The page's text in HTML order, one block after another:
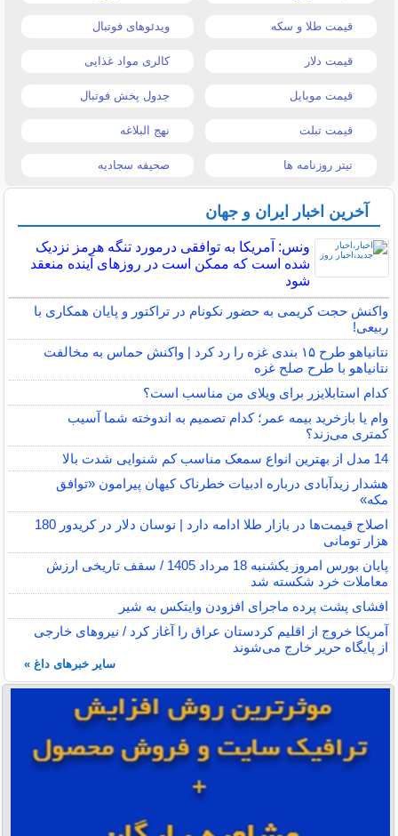
قیمت طلا و سکه ویدئوهای فوتبال
قیمت دلار کالری مواد غذایی
قیمت موبایل جدول پخش فوتبال
قیمت تبلت نهج البلاغه
تیتر روزنامه ها صحیفه سجادیه
آخرین اخبار ایران و جهان
ونس: آمریکا به توافقی درمورد تنگه هرمز نزدیک
شده است که ممکن است در روزهای آینده منعقد
شود
واکنش حجت کریمی به حضور نکونام در تراکتور و پایان همکاری با
ربیعی!
نتانیاهو طرح ۱۵ بندی غزه را رد کرد | واکنش حماس به مخالفت
نتانیاهو با طرح صلح غزه
کدام استابلایزر برای ویلای من مناسب است؟
وام یا بازخرید بیمه عمر؛ کدام تصمیم به اندوخته شما آسیب
کمتری می‌زند؟
14 مدل از بهترین انواع سمعک مناسب کم شنوایی شدت بالا
هشدار زیدآبادی درباره ادبیات خطرناک کیهان پیرامون «توافق
مکه»
اصلاح قیمت‌ها در بازار طلا ادامه دارد | نوسان دلار در کریدور 180
هزار تومانی
پایان بورس امروز یکشنبه 18 مرداد 1405 / سقف تاریخی ارزش
معاملات خرد شکسته شد
افشای پشت پرده ماجرای افزودن وایتکس به شیر
آمریکا خروج از اقلیم کردستان عراق را آغاز کرد / نیروهای خارجی
از پایگاه حریر خارج می‌شوند
سایر خبرهای داغ »